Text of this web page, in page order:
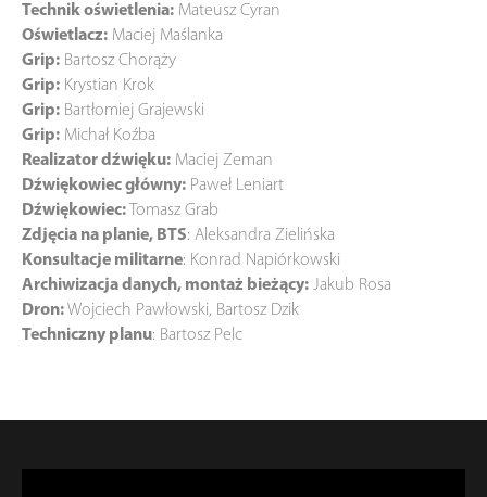
Technik oświetlenia: Mateusz Cyran
Oświetlacz: Maciej Maślanka
Grip: Bartosz Chorąży
Grip: Krystian Krok
Grip: Bartłomiej Grajewski
Grip: Michał Koźba
Realizator dźwięku: Maciej Zeman
Dźwiękowiec główny: Paweł Leniart
Dźwiękowiec: Tomasz Grab
Zdjęcia na planie, BTS: Aleksandra Zielińska
Konsultacje militarne: Konrad Napiórkowski
Archiwizacja danych, montaż bieżący: Jakub Rosa
Dron:Wojciech Pawłowski, Bartosz Dzik
Techniczny planu: Bartosz Pelc